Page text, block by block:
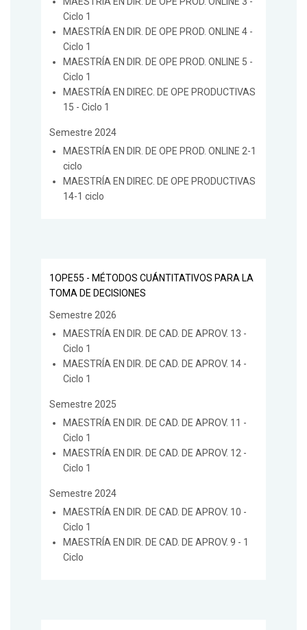
Ciclo 1
MAESTRÍA EN DIR. DE OPE PROD. ONLINE 4 -
Ciclo 1
MAESTRÍA EN DIR. DE OPE PROD. ONLINE 5 -
Ciclo 1
MAESTRÍA EN DIREC. DE OPE PRODUCTIVAS
15 - Ciclo 1
Semestre 2024
MAESTRÍA EN DIR. DE OPE PROD. ONLINE 2-1
ciclo
MAESTRÍA EN DIREC. DE OPE PRODUCTIVAS
14-1 ciclo
1OPE55 - MÉTODOS CUÁNTITATIVOS PARA LA
TOMA DE DECISIONES
Semestre 2026
MAESTRÍA EN DIR. DE CAD. DE APROV. 13 -
Ciclo 1
MAESTRÍA EN DIR. DE CAD. DE APROV. 14 -
Ciclo 1
Semestre 2025
MAESTRÍA EN DIR. DE CAD. DE APROV. 11 -
Ciclo 1
MAESTRÍA EN DIR. DE CAD. DE APROV. 12 -
Ciclo 1
Semestre 2024
MAESTRÍA EN DIR. DE CAD. DE APROV. 10 -
Ciclo 1
MAESTRÍA EN DIR. DE CAD. DE APROV. 9 - 1
Ciclo